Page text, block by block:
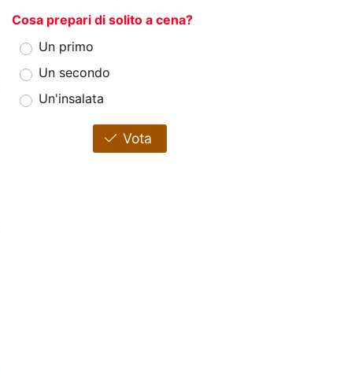
Cosa prepari di solito a cena?
Un primo
Un secondo
Un'insalata
Vota